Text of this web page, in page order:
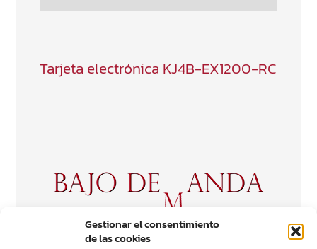
Gestionar el consentimiento
de las cookies
Tarjeta electrónica KJ4B-EX1200-RC